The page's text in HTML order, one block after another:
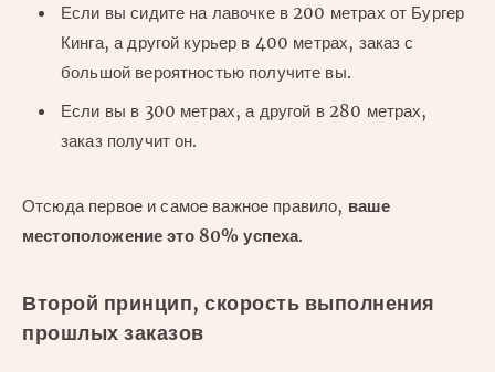
Если вы сидите на лавочке в 200 метрах от Бургер
Кинга, а другой курьер в 400 метрах, заказ с
большой вероятностью получите вы.
Если вы в 300 метрах, а другой в 280 метрах,
заказ получит он.
Отсюда первое и самое важное правило, ваше
местоположение это 80% успеха.
Второй принцип, скорость выполнения
прошлых заказов